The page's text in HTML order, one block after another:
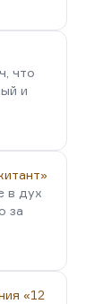
что
и
в дух
за
«12